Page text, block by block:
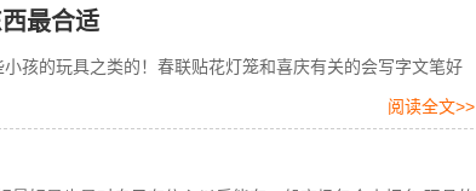
最合适
孩的玩具之类的！春联贴花灯笼和喜庆有关的会写字文笔好
阅读全文>>